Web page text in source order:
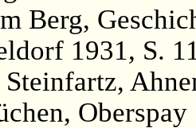
Berg,
1931, S.
Steinfartz,